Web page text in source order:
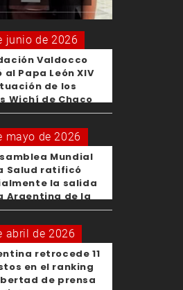
junio de 2026
Valdocco
al Papa León XIV
de los
Wichí de Chaco
mayo de 2026
Mundial
Salud ratificó
la salida
Argentina de la
abril de 2026
retrocede 11
en el ranking
de prensa